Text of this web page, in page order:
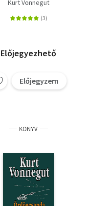
Kurt Vonnegut
Előjegyezhető
Előjegyzem
KÖNYV